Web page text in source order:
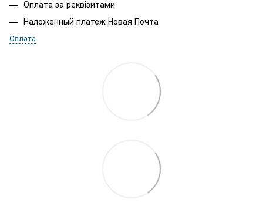
Оплата за реквізитами
Наложенный платеж Новая Почта
Оплата